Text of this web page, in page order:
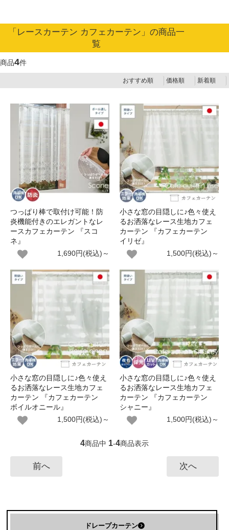
「レースカーテン カフェカーテン」の商品一
覧
商品4件
おすすめ順 価格順 新着順
つっぱり棒で取付け可能！防
炎機能付きのエレガントなレ
ースカフェカーテン 『スコ
ネ』
1,690円(税込)～
小さな窓の目隠しに♪色々使え
るお洒落なレース生地カフェ
カーテン 『カフェカーテン
イリゼ』
1,500円(税込)～
小さな窓の目隠しに♪色々使え
るお洒落なレース生地カフェ
カーテン 『カフェカーテン
ボイルオニール』
1,500円(税込)～
小さな窓の目隠しに♪色々使え
るお洒落なレース生地カフェ
カーテン 『カフェカーテン
シャニー』
1,500円(税込)～
4商品中 1-4商品表示
前へ 次へ
ドレープカーテン